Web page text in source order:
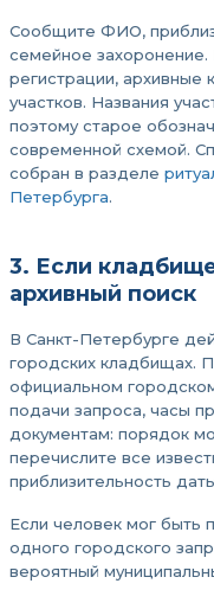
Сообщите ФИО,
семейное захоронение.
регистрации, архивные
участков. Названия
поэтому старое
современной схемой.
собран в разделе
Петербурга.
3. Если
архивный поиск
В Санкт-Петербурге
городских кладбищах.
официальном
подачи запроса, часы
документам: порядок
перечислите все
приблизительность
Если человек мог быть
одного городского
вероятный